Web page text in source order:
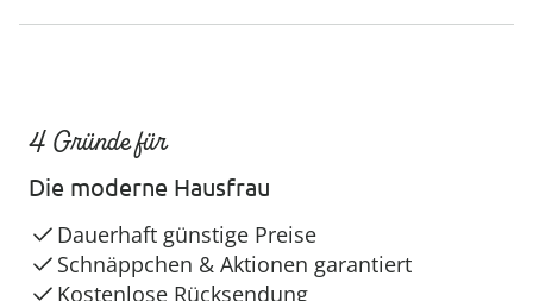
4 Gründe für
Die moderne Hausfrau
Dauerhaft günstige Preise
Schnäppchen & Aktionen garantiert
Kostenlose Rücksendung